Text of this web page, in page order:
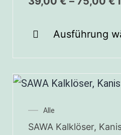
Ausführung
Alle
SAWA Kalklöser,